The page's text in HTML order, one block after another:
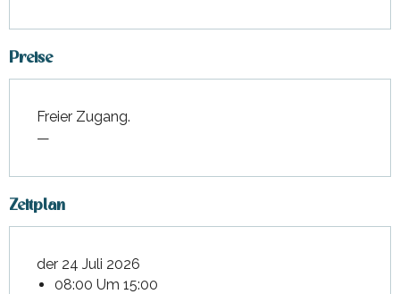
Preise
Freier Zugang.
—
Zeitplan
der 24 Juli 2026
08:00 Um 15:00